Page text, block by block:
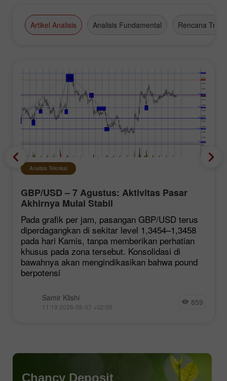
Artikel Analisis Analisis Fundamental Rencana
Analisis Teknikal
GBP/USD – 7 Agustus: Aktivitas Pasar
Akhirnya Mulai Stabil
Pada grafik per jam, pasangan GBP/USD terus
diperdagangkan di sekitar level 1,3454–1,3458
pada hari Kamis, tanpa memberikan perhatian
khusus pada zona tersebut. Konsolidasi di
bawahnya akan mengindikasikan bahwa pound
berpotensi
Samir Klishi
11:19 2026-08-07 +02:00 859
Chancy Deposit